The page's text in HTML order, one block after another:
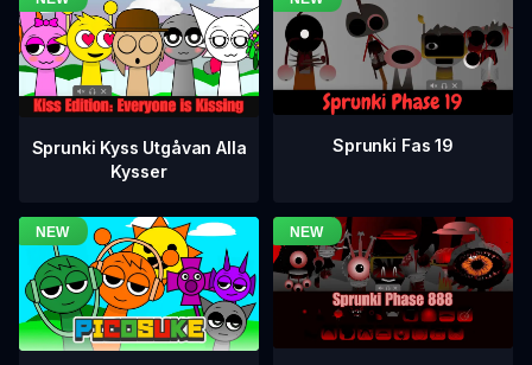
Sprunki Kyss Utgåvan Alla
Kysser
Sprunki Fas 19